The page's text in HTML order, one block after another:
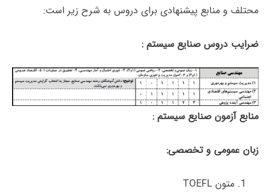
محتلف و منابع پیشنهادی برای دروس به شرح زیر است:
ضرایب دروس صنایع سیستم :
منابع آزمون صنایع سیستم :
زبان عمومی و تخصصی:
متون TOEFL